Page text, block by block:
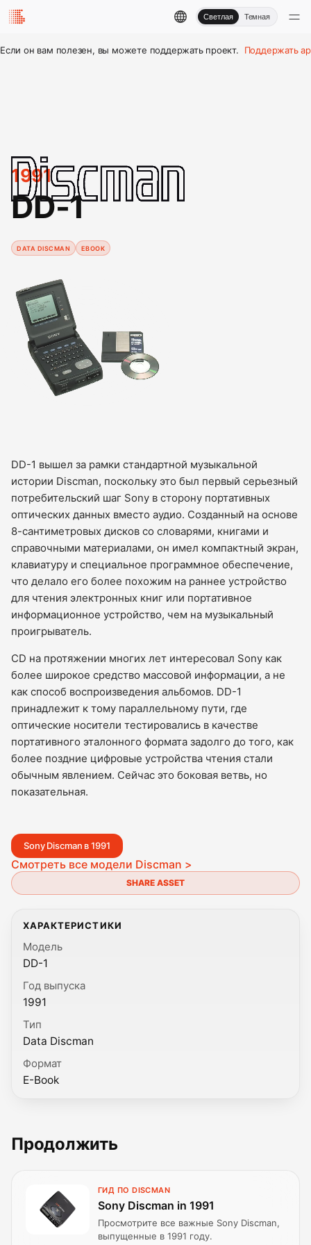
Светлая Темная
Если он вам полезен, вы можете поддержать проект. Поддержать
1991
DD-1
DATA DISCMAN EBOOK
DD-1 вышел за рамки стандартной музыкальной
истории Discman, поскольку это был первый серьезный
потребительский шаг Sony в сторону портативных
оптических данных вместо аудио. Созданный на основе
8-сантиметровых дисков со словарями, книгами и
справочными материалами, он имел компактный экран,
клавиатуру и специальное программное обеспечение,
что делало его более похожим на раннее устройство
для чтения электронных книг или портативное
информационное устройство, чем на музыкальный
проигрыватель.
CD на протяжении многих лет интересовал Sony как
более широкое средство массовой информации, а не
как способ воспроизведения альбомов. DD-1
принадлежит к тому параллельному пути, где
оптические носители тестировались в качестве
портативного эталонного формата задолго до того, как
более поздние цифровые устройства чтения стали
обычным явлением. Сейчас это боковая ветвь, но
показательная.
Sony Discman в 1991
Смотреть все модели Discman >
SHARE ASSET
ХАРАКТЕРИСТИКИ
Модель
DD-1
Год выпуска
1991
Тип
Data Discman
Формат
E-Book
Продолжить
ГИД ПО DISCMAN
Sony Discman in 1991
Просмотрите все важные Sony Discman,
выпущенные в 1991 году.